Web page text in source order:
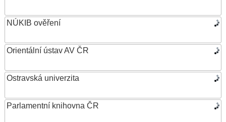
NÚKIB ověření
Orientální ústav AV ČR
Ostravská univerzita
Parlamentní knihovna ČR